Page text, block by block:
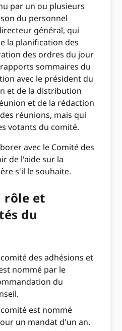
par un ou plusieurs
du personnel
général, qui
la planification des
des ordres du jour
sommaires du
avec le président du
et de la distribution
et de la rédaction
réunions, mais qui
votants du comité.
avec le Comité des
de l'aide sur la
s'il le souhaite.
rôle et
du
des adhésions et
nommé par le
du
est nommé
un mandat d'un an.